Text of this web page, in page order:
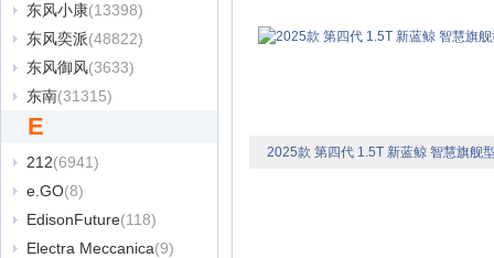
东风小康(13398)
东风奕派(48822)
东风御风(3633)
东南(31315)
E
212(6941)
e.GO(8)
EdisonFuture(118)
Electra Meccanica(9)
2025款 第四代 1.5T 新蓝鲸 智慧旗舰